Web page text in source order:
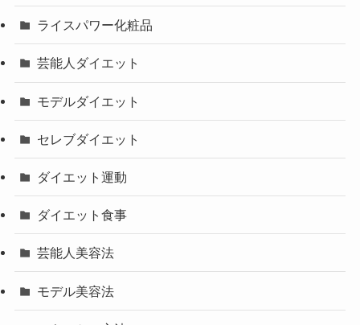
ライスパワー化粧品
芸能人ダイエット
モデルダイエット
セレブダイエット
ダイエット運動
ダイエット食事
芸能人美容法
モデル美容法